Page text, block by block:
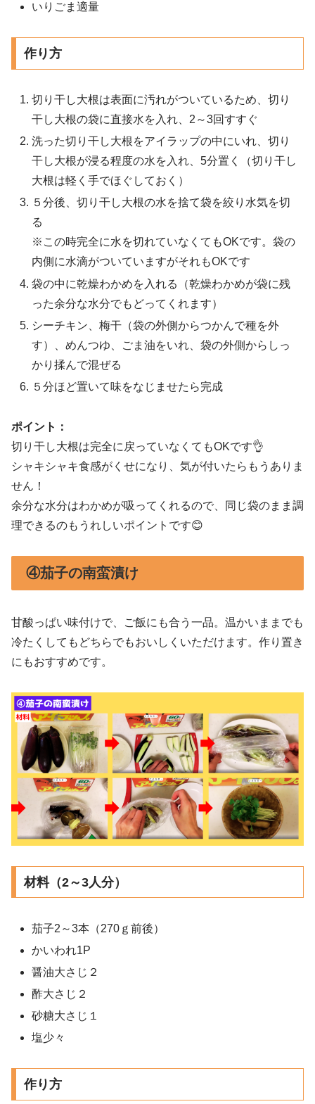
いりごま適量
作り方
切り干し大根は表面に汚れがついているため、切り
干し大根の袋に直接水を入れ、2～3回すすぐ
洗った切り干し大根をアイラップの中にいれ、切り
干し大根が浸る程度の水を入れ、5分置く（切り干し
大根は軽く手でほぐしておく）
５分後、切り干し大根の水を捨て袋を絞り水気を切
る
※この時完全に水を切れていなくてもOKです。袋の
内側に水滴がついていますがそれもOKです
袋の中に乾燥わかめを入れる（乾燥わかめが袋に残
った余分な水分でもどってくれます）
シーチキン、梅干（袋の外側からつかんで種を外
す）、めんつゆ、ごま油をいれ、袋の外側からしっ
かり揉んで混ぜる
５分ほど置いて味をなじませたら完成
ポイント：
切り干し大根は完全に戻っていなくてもOKです👌
シャキシャキ食感がくせになり、気が付いたらもうありま
せん！
余分な水分はわかめが吸ってくれるので、同じ袋のまま調
理できるのもうれしいポイントです😊
④茄子の南蛮漬け
甘酸っぱい味付けで、ご飯にも合う一品。温かいままでも
冷たくしてもどちらでもおいしくいただけます。作り置き
にもおすすめです。
材料（2～3人分）
茄子2～3本（270ｇ前後）
かいわれ1P
醤油大さじ２
酢大さじ２
砂糖大さじ１
塩少々
作り方